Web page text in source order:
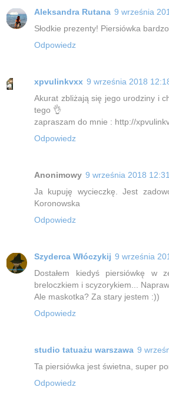
Aleksandra Rutana 9 września
Słodkie prezenty! Piersiówka
Odpowiedz
xpvulinkvxx 9 września 2018
Akurat zbliżają się jego urodziny i
tego 👌
zapraszam do mnie : http://
Odpowiedz
Anonimowy 9 września 2018 12:31
Ja kupuję wycieczkę. Jest
Koronowska
Odpowiedz
Szyderca Włóczykij 9 września
Dostałem kiedyś piersiówkę w
breloczkiem i scyzorykiem...
Ale maskotka? Za stary jestem :))
Odpowiedz
studio tatuażu warszawa 9
Ta piersiówka jest świetna, super
Odpowiedz